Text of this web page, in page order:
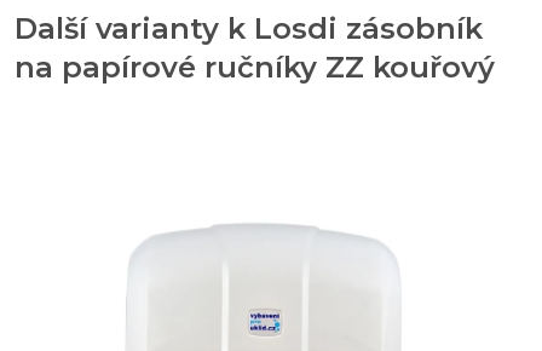
Další varianty k Losdi zásobník
na papírové ručníky ZZ kouřový